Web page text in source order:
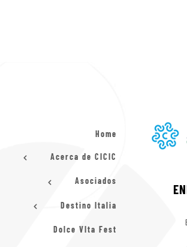
Home
Acerca de CICIC
Asociados
Destino Italia
Dolce VIta Fest